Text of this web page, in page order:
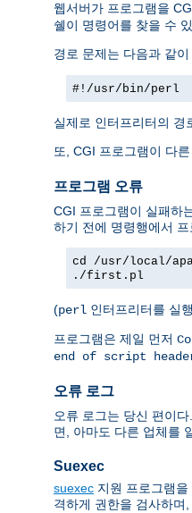
웹서버가 프로그램을
쉘이 명령어를 찾을 수
경로 문제는 다음과 같
#!/usr/bin/perl
실제로 인터프리터의 경
또, CGI 프로그램이 다른
프로그램 오류
CGI 프로그램이 실패하
하기 전에 명령행에서
cd /usr/local/
./first.pl
(perl 인터프리터를 실
프로그램은 제일 먼저
end of script
오류 로그
오류 로그는 당신 편이
면, 아마도 다른 업체를
Suexec
suexec 지원 프로그램
격하게 권한을 검사하며